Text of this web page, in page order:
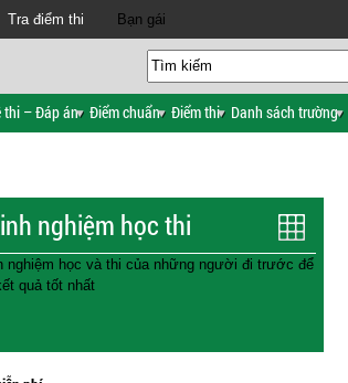
Tra điểm thi Bạn gái
thi – Đáp án Điểm chuẩn Điểm thi Danh sách trường
nghiệm học thi
nghiệm học và thi của những người đi trước để
quả tốt nhất